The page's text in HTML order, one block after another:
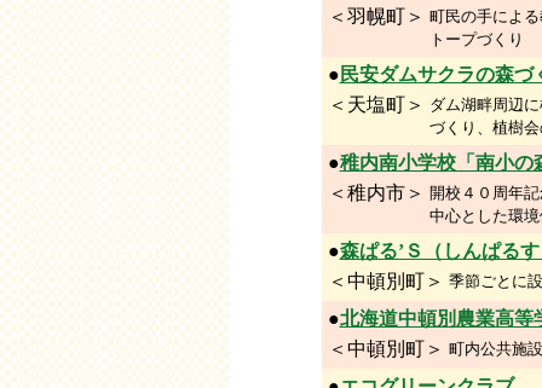
＜羽幌町＞ 町民の手によ
トープづくり
● 民安ダムサクラの森づ
＜天塩町＞ ダム湖畔周辺
づくり、植樹
●稚内南小学校「南小の
＜稚内市＞ 開校４０周年
中心とした環
●森ぱる’Ｓ（しんぱる
＜中頓別町＞ 季節ごとに
●北海道中頓別農業高等
＜中頓別町＞ 町内公共施